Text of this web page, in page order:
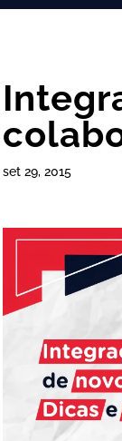
set 29, 2015